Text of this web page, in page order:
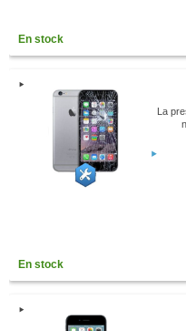
En stock
La
En stock